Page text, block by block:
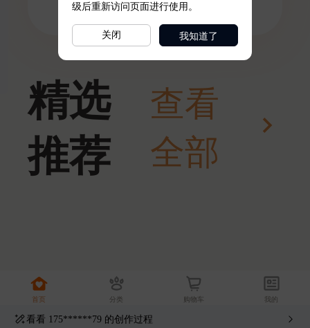
看看 175******79 的创作过程
级后重新访问页面进行使用。
关闭 我知道了